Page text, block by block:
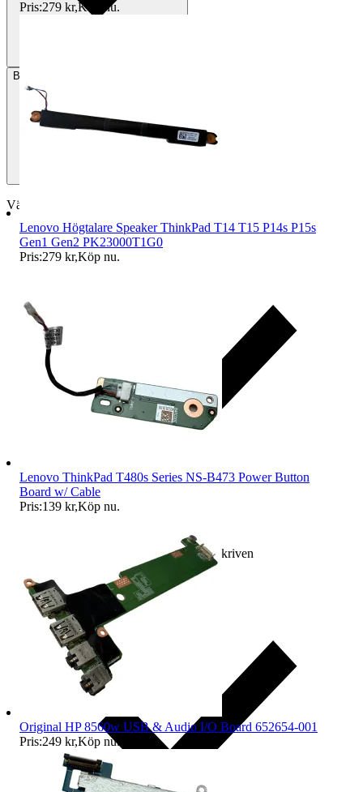
Betalning
Välj till köparskydd
Ersättning om varan inte är som beskriven
Pris:279 kr,Köp nu.
Lenovo Högtalare Speaker ThinkPad T14 T15 P14s P15s
Gen1 Gen2 PK23000T1G0
Pris:279 kr,Köp nu.
Lenovo ThinkPad T480s Series NS-B473 Power Button
Board w/ Cable
Pris:139 kr,Köp nu.
Original HP 8560w USB & Audio I/O Board 652654-001
Pris:249 kr,Köp nu.